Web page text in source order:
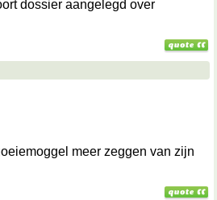
dossier aangelegd over
meer zeggen van zijn